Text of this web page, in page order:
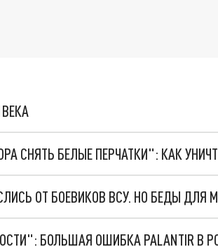
СНЯТЬ БЕЛЫЕ ПЕРЧАТКИ": КАК
ОТ БОЕВИКОВ ВСУ. НО БЕДЫ ДЛЯ